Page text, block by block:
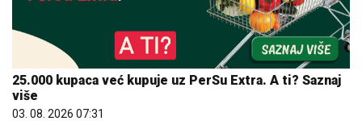
25.000 kupaca već kupuje uz PerSu Extra. A ti? Saznaj
više
03. 08. 2026 07:31